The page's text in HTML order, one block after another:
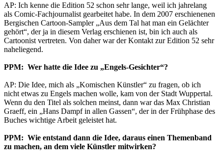
AP: Ich kenne die Edition 52 schon sehr lange, weil ich jahrelang
als Comic-Fachjournalist gearbeitet habe. In dem 2007 erschienenen
Bergischen Cartoon-Sampler „Aus dem Tal hat man ein Gelächter
gehört“, der ja in diesem Verlag erschienen ist, bin ich auch als
Cartoonist vertreten. Von daher war der Kontakt zur Edition 52 sehr
naheliegend.
PPM: Wer hatte die Idee zu „Engels-Gesichter“?
AP: Die Idee, mich als „Komischen Künstler“ zu fragen, ob ich
nicht etwas zu Engels machen wolle, kam von der Stadt Wuppertal.
Wenn du den Titel als solchen meinst, dann war das Max Christian
Graeff, ein „Hans Dampf in allen Gassen“, der in der Frühphase des
Buches wichtige Arbeit geleistet hat.
PPM: Wie entstand dann die Idee, daraus einen Themenband
zu machen, an dem viele Künstler mitwirken?